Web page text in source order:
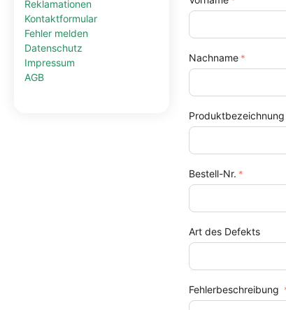
Reklamationen
Kontaktformular
Fehler melden
Datenschutz
Impressum
AGB
Nachname
Produktbezeichnung
Bestell-Nr.
Art des Defekts
Fehlerbeschreibung